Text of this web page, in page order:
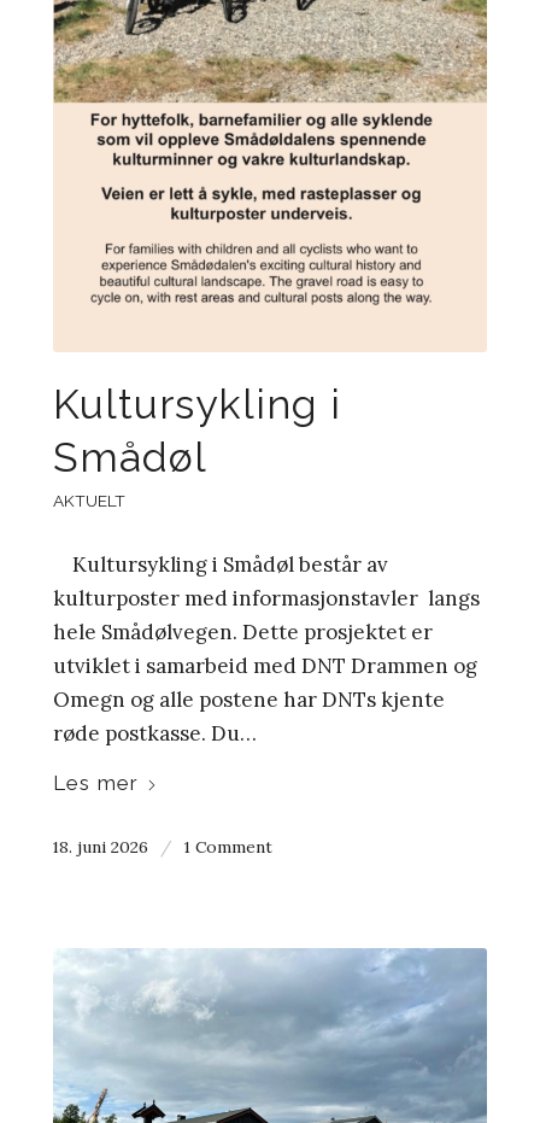
Kultursykling i
Smådøl
AKTUELT
Kultursykling i Smådøl består av
kulturposter med informasjonstavler langs
hele Smådølvegen. Dette prosjektet er
utviklet i samarbeid med DNT Drammen og
Omegn og alle postene har DNTs kjente
røde postkasse. Du…
Les mer
18. juni 2026 / 1 Comment